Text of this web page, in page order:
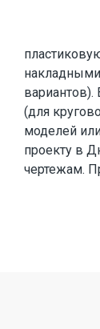
чертежам.